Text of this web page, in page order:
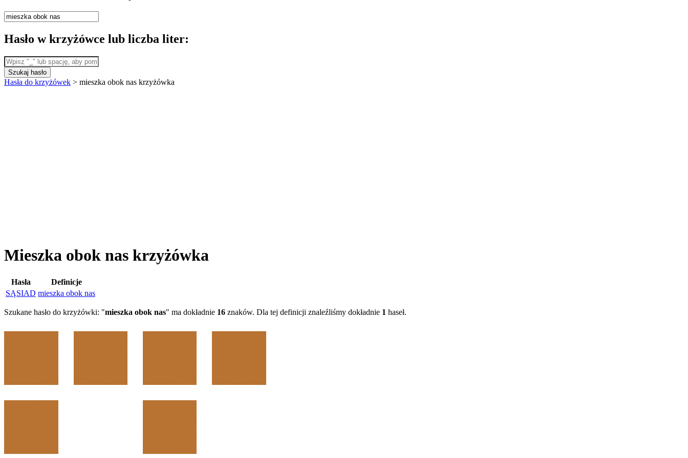
Hasło w krzyżówce lub liczba liter:
Szukaj hasło
Hasła do krzyżówek > mieszka obok nas krzyżówka
Mieszka obok nas krzyżówka
Hasła
Definicje
SĄSIAD mieszka obok nas
Szukane hasło do krzyżówki: "mieszka obok nas" ma dokładnie 16 znaków. Dla tej definicji znaleźliśmy dokładnie 1 haseł.